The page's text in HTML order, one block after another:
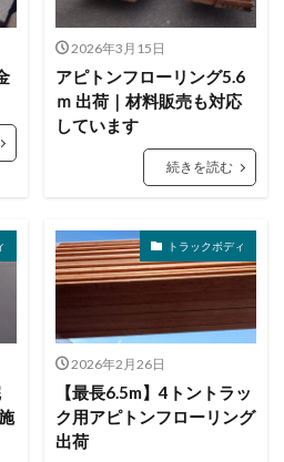
2026年3月15日
アピトンフローリング5.6
ｍ 出荷｜材料販売も対応
しています
続きを読む
トラックボディ
2026年2月26日
【最長6.5m】4トントラッ
ク用アピトンフローリング
出荷